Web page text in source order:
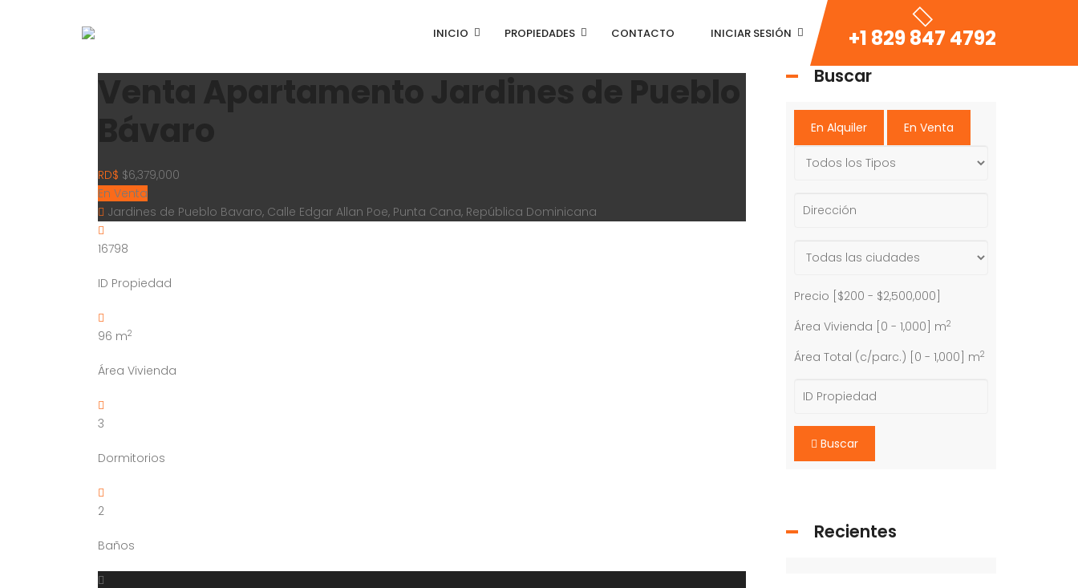
INICIO PROPIEDADES CONTACTO INICIAR SESIÓN +1 829 847 4792
RD$ $6,379,000
En Venta
Jardines de Pueblo Bavaro, Calle Edgar Allan Poe, Punta Cana, República Dominicana
16798
ID Propiedad
96 m2
Área Vivienda
3
Dormitorios
2
Baños
Buscar
En Alquiler En Venta
Precio [ $200 - $2,500,000
Área Vivienda [ 0 - 1,000 ] m2
Área Total (c/parc.) [ 0 - 1,000 ] m2
Buscar
Recientes